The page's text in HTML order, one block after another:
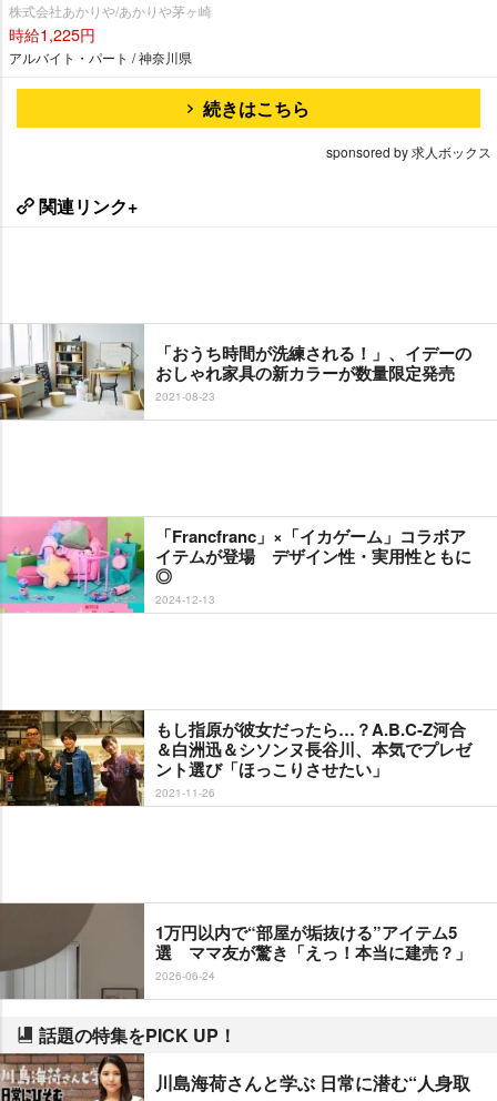
株式会社あかりや/あかりや茅ヶ崎
時給1,225円
アルバイト・パート / 神奈川県
続きはこちら
sponsored by 求人ボックス
関連リンク+
「おうち時間が洗練される！」、イデーの
おしゃれ家具の新カラーが数量限定発売
2021-08-23
「Francfranc」×「イカゲーム」コラボア
イテムが登場 デザイン性・実用性ともに
◎
2024-12-13
もし指原が彼女だったら…？A.B.C-Z河合
＆白洲迅＆シソンヌ長谷川、本気でプレゼ
ント選び「ほっこりさせたい」
2021-11-26
1万円以内で“部屋が垢抜ける”アイテム5
選 ママ友が驚き「えっ！本当に建売？」
2026-06-24
話題の特集をPICK UP！
川島海荷さんと学ぶ 日常に潜む“人身取